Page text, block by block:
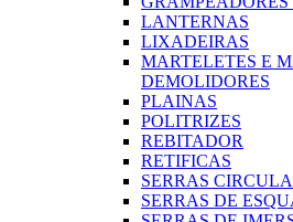
LANTERNAS
LIXADEIRAS
MARTELETES E
DEMOLIDORES
PLAINAS
POLITRIZES
REBITADOR
RETIFICAS
SERRAS
SERRAS DE